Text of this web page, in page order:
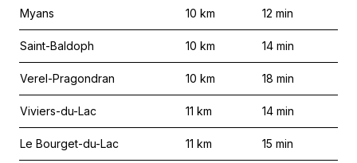
Myans 10 km 12 min
Saint-Baldoph 10 km 14 min
Verel-Pragondran 10 km 18 min
Viviers-du-Lac 11 km 14 min
Le Bourget-du-Lac 11 km 15 min